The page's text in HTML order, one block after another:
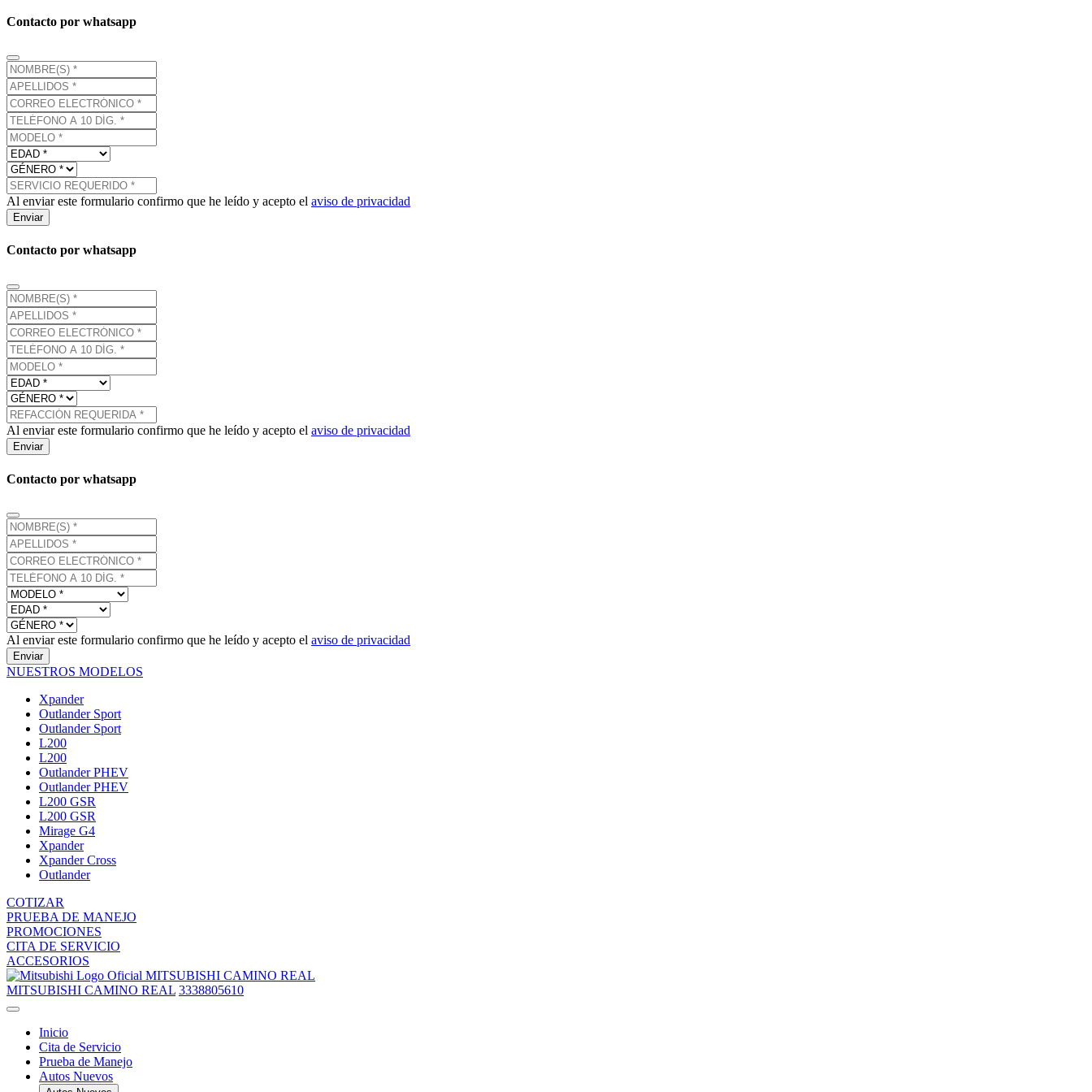
Contacto por whatsapp
Al enviar este formulario confirmo que he leído y acepto el aviso de privacidad
Enviar
Contacto por whatsapp
Al enviar este formulario confirmo que he leído y acepto el aviso de privacidad
Enviar
Contacto por whatsapp
Al enviar este formulario confirmo que he leído y acepto el aviso de privacidad
Enviar
NUESTROS MODELOS
Xpander
Outlander Sport
Outlander Sport
L200
L200
Outlander PHEV
Outlander PHEV
L200 GSR
L200 GSR
Mirage G4
Xpander
Xpander Cross
Outlander
COTIZAR
PRUEBA DE MANEJO
PROMOCIONES
CITA DE SERVICIO
ACCESORIOS
MITSUBISHI CAMINO REAL
MITSUBISHI CAMINO REAL 3338805610
Inicio
Cita de Servicio
Prueba de Manejo
Autos Nuevos